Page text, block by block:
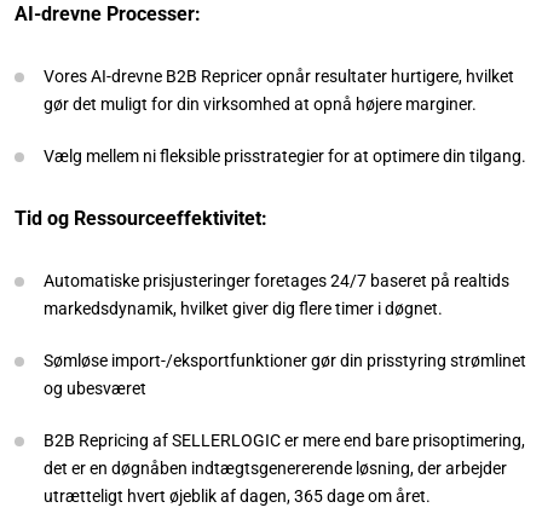
AI-drevne Processer:
Vores AI-drevne B2B Repricer opnår resultater hurtigere, hvilket
gør det muligt for din virksomhed at opnå højere marginer.
Vælg mellem ni fleksible prisstrategier for at optimere din tilgang.
Tid og Ressourceeffektivitet:
Automatiske prisjusteringer foretages 24/7 baseret på realtids
markedsdynamik, hvilket giver dig flere timer i døgnet.
Sømløse import-/eksportfunktioner gør din prisstyring strømlinet
og ubesværet
B2B Repricing af SELLERLOGIC er mere end bare prisoptimering,
det er en døgnåben indtægtsgenererende løsning, der arbejder
utrætteligt hvert øjeblik af dagen, 365 dage om året.